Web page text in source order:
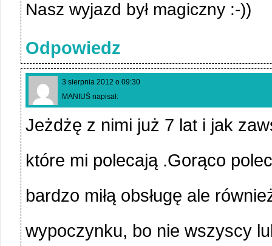
Nasz wyjazd był magiczny :-))
Odpowiedz
3 sierpnia 2012 o 09:30
MANIUŚ napisał:
Jeżdżę z nimi już 7 lat i jak
które mi polecają .Gorąco
bardzo miłą obsługę ale
wypoczynku, bo nie wszyscy